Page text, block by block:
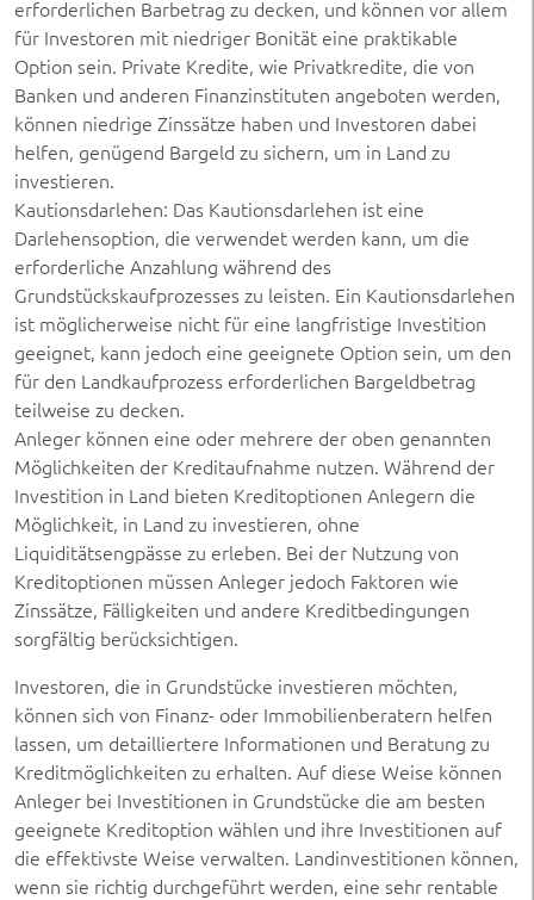
erforderlichen Barbetrag zu decken, und können vor allem
für Investoren mit niedriger Bonität eine praktikable
Option sein. Private Kredite, wie Privatkredite, die von
Banken und anderen Finanzinstituten angeboten werden,
können niedrige Zinssätze haben und Investoren dabei
helfen, genügend Bargeld zu sichern, um in Land zu
investieren.
Kautionsdarlehen: Das Kautionsdarlehen ist eine
Darlehensoption, die verwendet werden kann, um die
erforderliche Anzahlung während des
Grundstückskaufprozesses zu leisten. Ein Kautionsdarlehen
ist möglicherweise nicht für eine langfristige Investition
geeignet, kann jedoch eine geeignete Option sein, um den
für den Landkaufprozess erforderlichen Bargeldbetrag
teilweise zu decken.
Anleger können eine oder mehrere der oben genannten
Möglichkeiten der Kreditaufnahme nutzen. Während der
Investition in Land bieten Kreditoptionen Anlegern die
Möglichkeit, in Land zu investieren, ohne
Liquiditätsengpässe zu erleben. Bei der Nutzung von
Kreditoptionen müssen Anleger jedoch Faktoren wie
Zinssätze, Fälligkeiten und andere Kreditbedingungen
sorgfältig berücksichtigen.
Investoren, die in Grundstücke investieren möchten,
können sich von Finanz- oder Immobilienberatern helfen
lassen, um detailliertere Informationen und Beratung zu
Kreditmöglichkeiten zu erhalten. Auf diese Weise können
Anleger bei Investitionen in Grundstücke die am besten
geeignete Kreditoption wählen und ihre Investitionen auf
die effektivste Weise verwalten. Landinvestitionen können,
wenn sie richtig durchgeführt werden, eine sehr rentable